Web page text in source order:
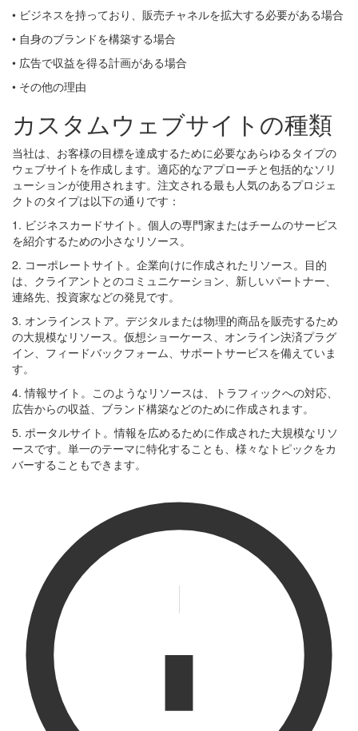
• ビジネスを持っており、販売チャネルを拡大する必要がある場合
• 自身のブランドを構築する場合
• 広告で収益を得る計画がある場合
• その他の理由
カスタムウェブサイトの種類
当社は、お客様の目標を達成するために必要なあらゆるタイプの
ウェブサイトを作成します。適応的なアプローチと包括的なソリ
ューションが使用されます。注文される最も人気のあるプロジェ
クトのタイプは以下の通りです：
1. ビジネスカードサイト。個人の専門家またはチームのサービス
を紹介するための小さなリソース。
2. コーポレートサイト。企業向けに作成されたリソース。目的
は、クライアントとのコミュニケーション、新しいパートナー、
連絡先、投資家などの発見です。
3. オンラインストア。デジタルまたは物理的商品を販売するため
の大規模なリソース。仮想ショーケース、オンライン決済プラグ
イン、フィードバックフォーム、サポートサービスを備えていま
す。
4. 情報サイト。このようなリソースは、トラフィックへの対応、
広告からの収益、ブランド構築などのために作成されます。
5. ポータルサイト。情報を広めるために作成された大規模なリソ
ースです。単一のテーマに特化することも、様々なトピックをカ
バーすることもできます。